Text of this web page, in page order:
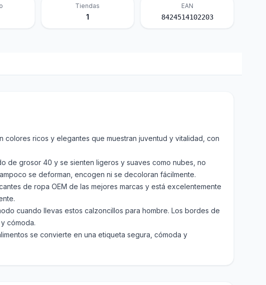
Tiendas
1
EAN
8424514102203
ricos y elegantes que muestran juventud y vitalidad, con
de grosor 40 y se sienten ligeros y suaves como nubes, no
se deforman, encogen ni se decoloran fácilmente.
de ropa OEM de las mejores marcas y está excelentemente
cuando llevas estos calzoncillos para hombre. Los bordes de
cómoda.
se convierte en una etiqueta segura, cómoda y